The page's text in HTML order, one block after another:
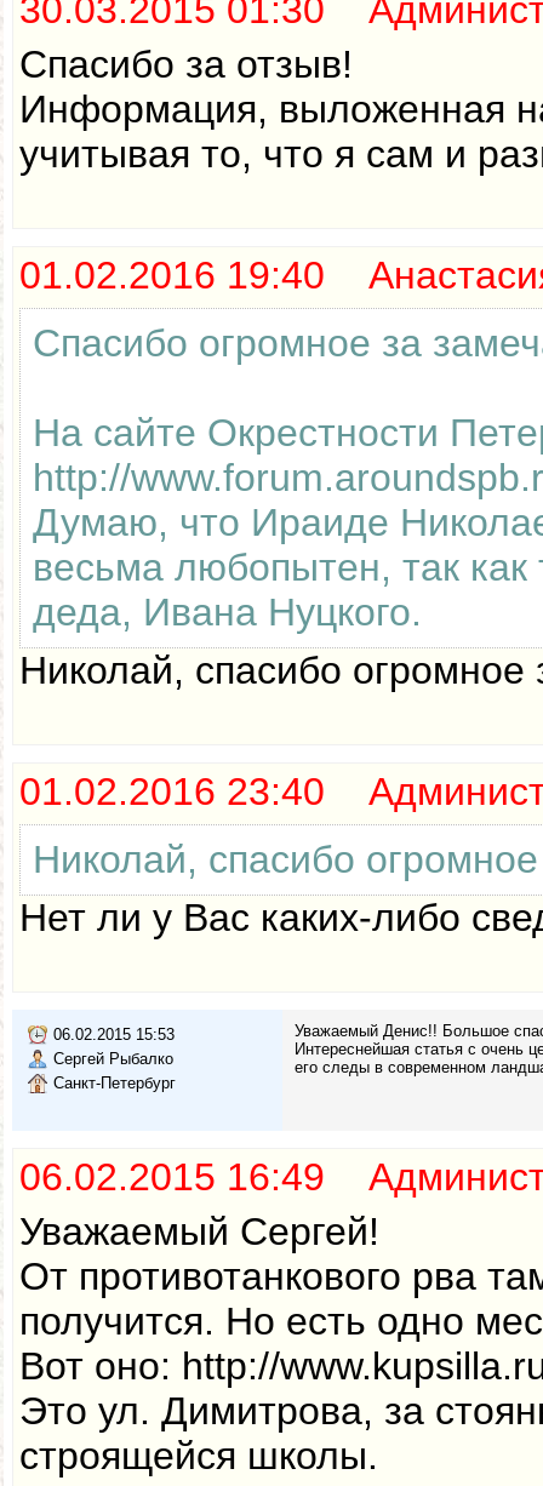
30.03.2015 01:30
Спасибо за отзыв!
Информация, выложенная
учитывая то, что я сам и
01.02.2016 19:40
Спасибо огромное за
На сайте Окрестности
http://
Думаю, что Ираиде
весьма любопытен, так
деда, Ивана Нуцкого.
Николай, спасибо
01.02.2016 23:40
Николай, спасибо
Нет ли у Вас каких-либо
06.02.2015 15:53
Сергей Рыбалко
Санкт-Петербург
Уважаемый Денис!! Большое
Интереснейшая статья с очень
его следы в современном
06.02.2015 16:49
Уважаемый Сергей!
От противотанкового рва
получится. Но есть одно
Вот оно: http://
Это ул. Димитрова, за
строящейся школы.